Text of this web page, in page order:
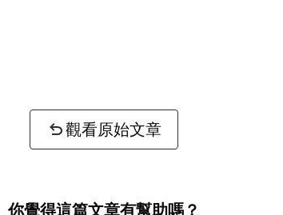
觀看原始文章
你覺得這篇文章有幫助嗎？